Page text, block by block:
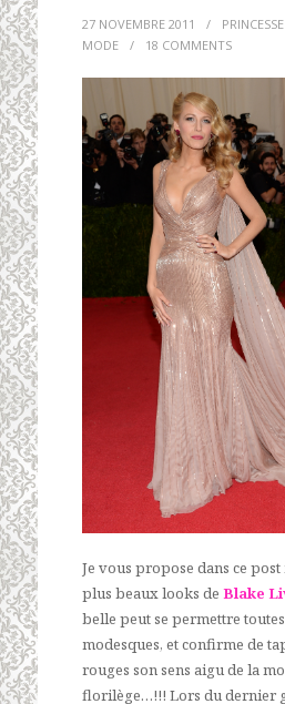
27 NOVEMBRE 2011 /
MODE
/ 18 COMMENTS
Je vous propose dans ce post
plus beaux looks de Blake
belle peut se permettre
modesques, et confirme de
rouges son sens aigu de la
florilège…!!! Lors du dernier